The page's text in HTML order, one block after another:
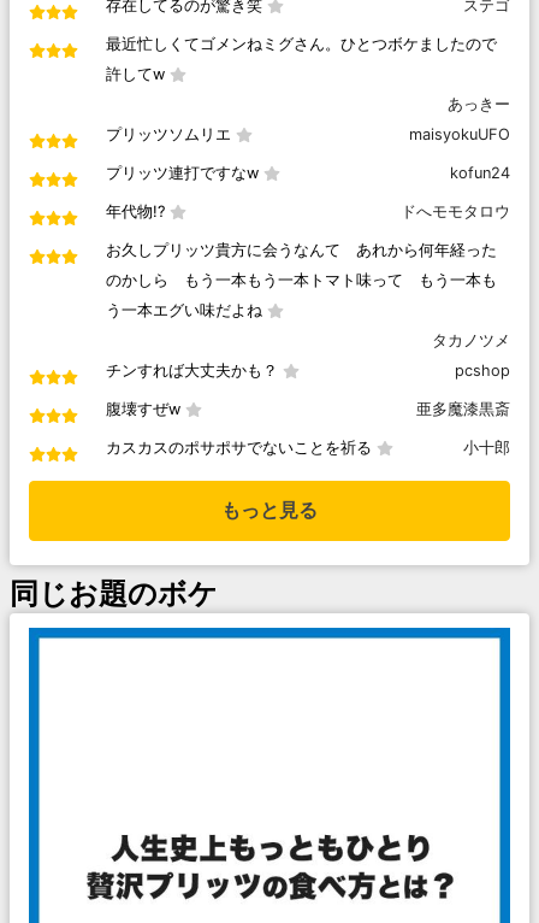
存在してるのが驚き笑 ステゴ
最近忙しくてゴメンねミグさん。ひとつボケましたので
許してw
あっきー
プリッツソムリエ
maisyokuUFO
プリッツ連打ですなw kofun24
年代物!? ドへモモタロウ
お久しプリッツ貴方に会うなんて あれから何年経った
のかしら もう一本もう一本トマト味って もう一本も
う一本エグい味だよね
タカノツメ
チンすれば大丈夫かも？
pcshop
腹壊すぜw 亜多魔漆黒斎
カスカスのポサポサでないことを祈る 小十郎
もっと見る
同じお題のボケ